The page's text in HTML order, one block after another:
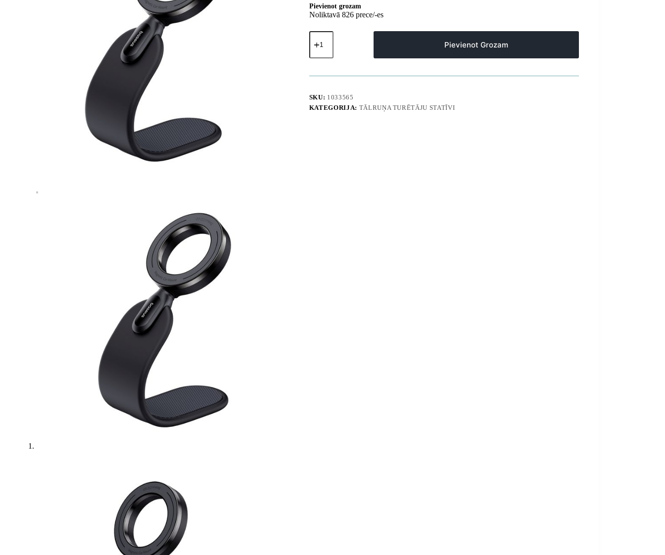
Pievienot grozam
Noliktavā 826 prece/-es
MagSafe
magnētiskais
viedtālruņa
uz
-
melns
daudzums
Pievienot Grozam
SKU: 1033565
KATEGORIJA: TĀLRUŅA TURĒTĀJU STATĪVI